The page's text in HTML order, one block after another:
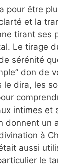
pour être
et la
tirant ses
Le tirage
sérénité
don de
le dira, les
intimes et
donnent un
à
aussi
le